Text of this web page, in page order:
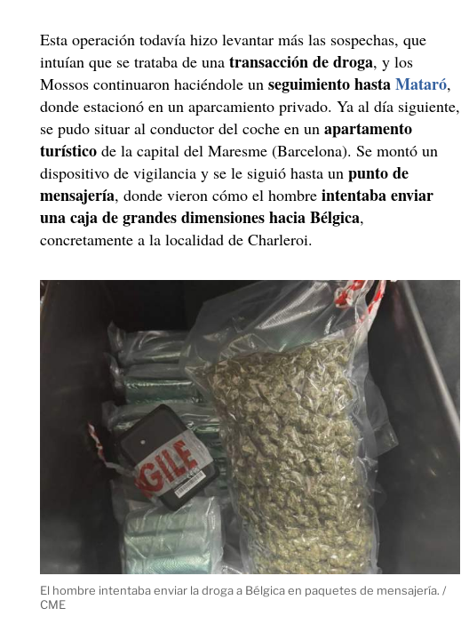
Esta operación todavía hizo levantar más las sospechas, que
intuían que se trataba de unatransacción de droga, y los
Mossos continuaron haciéndole unseguimiento hastaMataró,
donde estacionó en un aparcamiento privado. Ya al día siguiente,
se pudo situar al conductor del coche en unapartamento
turístico de la capital del Maresme (Barcelona). Se montó un
dispositivo de vigilancia y se le siguió hasta unpunto de
mensajería, donde vieron cómo el hombreintentaba enviar
una caja de grandes dimensiones hacia Bélgica,
concretamente a la localidad de Charleroi.
El hombre intentaba enviar la droga a Bélgica en paquetes de mensajería. /
CME